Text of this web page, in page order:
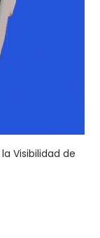
Visibilidad de